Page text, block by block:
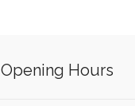
Opening Hours